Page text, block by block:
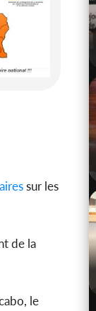
sur les
de la
le
nationale,
accorde
661...
?